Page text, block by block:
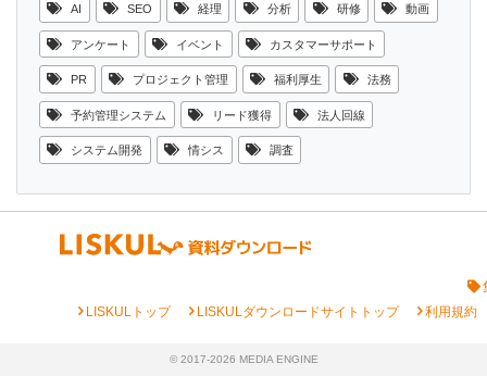
AI SEO 経理 分析 研修 動画
アンケート イベント カスタマーサポート
PR プロジェクト管理 福利厚生 法務
予約管理システム リード獲得 法人回線
システム開発 情シス 調査
chevron_rightLISKULトップ chevron_rightLISKULダウンロードサイトトップ chevron_right利用規約
© 2017-2026 MEDIA ENGINE